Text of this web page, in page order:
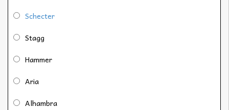
Schecter
Stagg
Hammer
Aria
Alhambra